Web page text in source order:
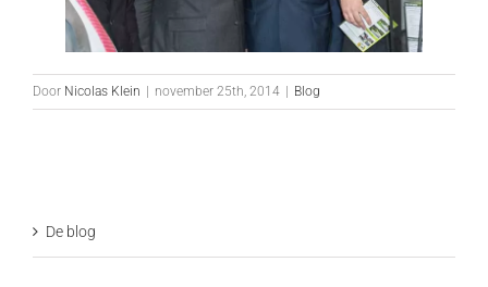
Door Nicolas Klein november 25th, 2014 Blog
De blog